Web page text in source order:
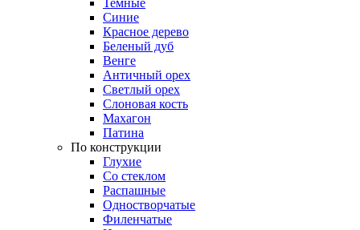
Синие
Красное дерево
Беленый дуб
Венге
Античный орех
Светлый орех
Слоновая кость
Махагон
Патина
По конструкции
Глухие
Со стеклом
Распашные
Одностворчатые
Филенчатые